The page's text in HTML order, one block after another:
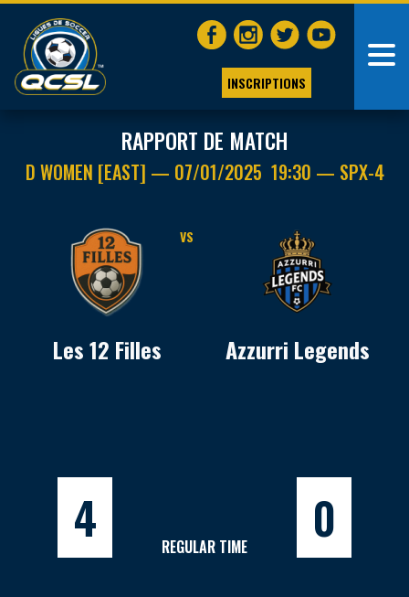
INSCRIPTIONS
RAPPORT DE MATCH
D WOMEN [EAST] — 07/01/2025 19:30 — SPX-4
Les 12 Filles
VS
Azzurri Legends
4 REGULAR TIME 0